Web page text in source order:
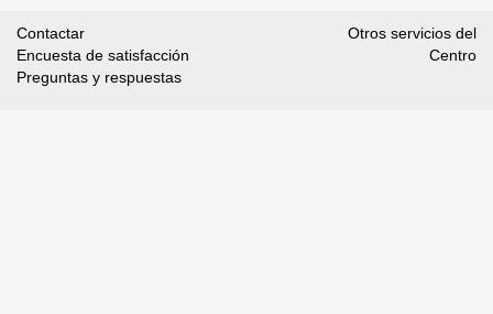
Contactar
Encuesta de satisfacción
Preguntas y respuestas
Otros servicios del
Centro